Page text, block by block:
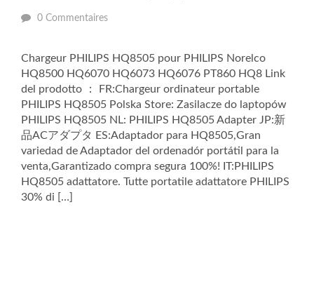
0 Commentaires
Chargeur PHILIPS HQ8505 pour PHILIPS Norelco
HQ8500 HQ6070 HQ6073 HQ6076 PT860 HQ8 Link
del prodotto ： FR:Chargeur ordinateur portable
PHILIPS HQ8505 Polska Store: Zasilacze do laptopów
PHILIPS HQ8505 NL: PHILIPS HQ8505 Adapter JP:新
品ACアダプタ ES:Adaptador para HQ8505,Gran
variedad de Adaptador del ordenadór portátil para la
venta,Garantizado compra segura 100%! IT:PHILIPS
HQ8505 adattatore. Tutte portatile adattatore PHILIPS
30% di […]